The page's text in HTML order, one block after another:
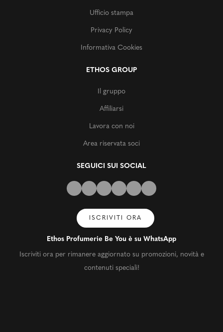
Ufficio stampa
Privacy Policy
Informativa Cookies
ETHOS GROUP
Il gruppo
Affiliarsi
Lavora con noi
Area riservata soci
SEGUICI SUI SOCIAL
ISCRIVITI ORA
Ethos Profumerie Be You è su WhatsApp
Iscriviti ora per rimanere aggiornato su promozioni, novità e
contenuti speciali!